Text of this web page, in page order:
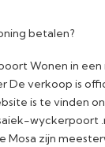
betalen?
Wonen in
De verkoop is
is te vinden
wyckerpoort
Mosa zijn